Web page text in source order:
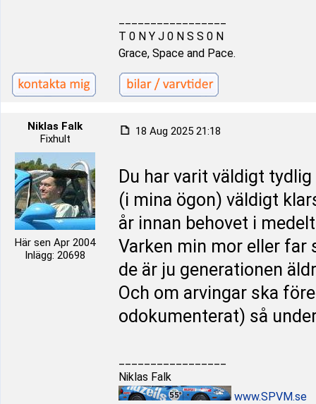
T 0 N Y J 0 N S S 0 N
Grace, Space and Pace.
Niklas Falk
Fixhult
Här sen Apr 2004
Inlägg: 20698
18 Aug 2025 21:18
Du har varit väldigt
(i mina ögon) väldigt
år innan behovet i
Varken min mor eller far
de är ju generationen
Och om arvingar ska
odokumenterat) så
Niklas Falk
www.SPVM.se